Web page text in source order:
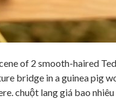
of 2 smooth-haired
bridge in a guinea pig
chuột lang giá bao nhiêu